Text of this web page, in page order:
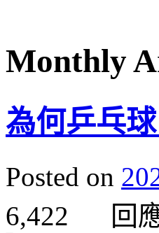
Monthly
為何乒乓
Posted on
6,422 回